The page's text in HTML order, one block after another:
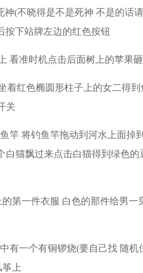
(不晓得是不是死神 不是的话
按下站牌左边的红色按钮
看准时机点击后面树上的苹果
着红色椭圆形柱子上的女二得
关
竿 将钓鱼竿拖动到河水上面掉
猫飘过来点击白猫得到绿色
第一件衣服 白色的那件给男
有一个有铜锣烧(要自己找 随
上